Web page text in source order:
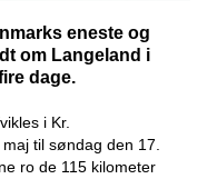
eneste og
om Langeland i
dage.
i Kr.
til søndag den 17.
ro de 115 kilometer